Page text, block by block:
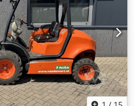
en todas las ruedas - 3 modos
joystick - Listo para su uso
- Matrícula NL Precio de venta:
barata también posible !!!